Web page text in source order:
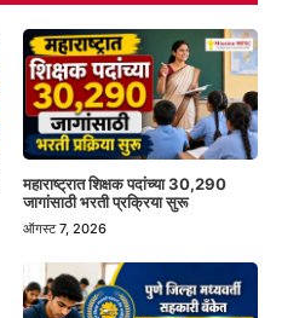
महाराष्ट्रात शिक्षक पदांच्या 30,290
जागांसाठी भरती प्रक्रिया सुरू
ऑगस्ट 7, 2026